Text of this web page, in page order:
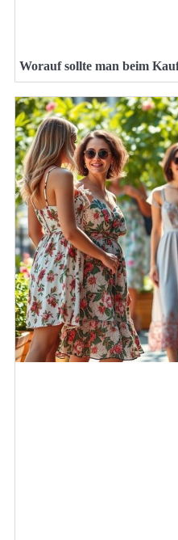
Worauf sollte man beim